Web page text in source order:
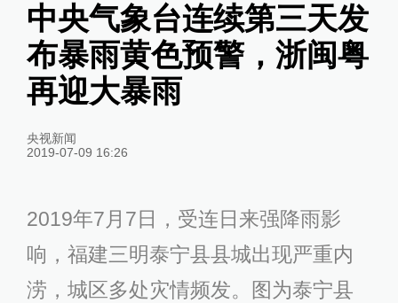
中央气象台连续第三天发
布暴雨黄色预警，浙闽粤
再迎大暴雨
央视新闻
2019-07-09 16:26
2019年7月7日，受连日来强降雨影
响，福建三明泰宁县县城出现严重内
涝，城区多处灾情频发。图为泰宁县